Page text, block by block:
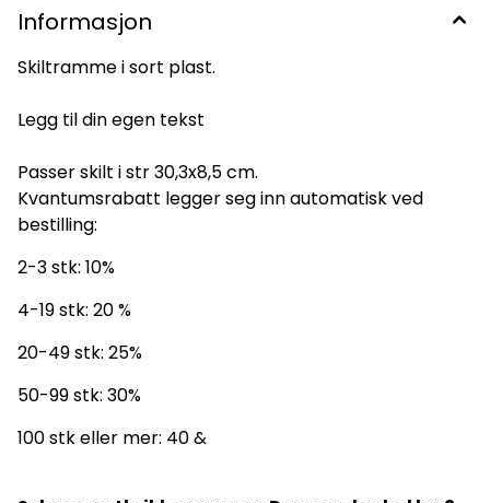
Informasjon
Skiltramme i sort plast.
Legg til din egen tekst
Passer skilt i str 30,3x8,5 cm.
Kvantumsrabatt legger seg inn automatisk ved
bestilling:
2-3 stk: 10%
4-19 stk: 20 %
20-49 stk: 25%
50-99 stk: 30%
100 stk eller mer: 40 &